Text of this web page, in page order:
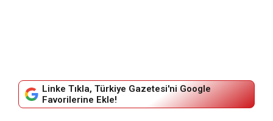
Linke Tıkla, Türkiye Gazetesi'ni Google
Favorilerine Ekle!